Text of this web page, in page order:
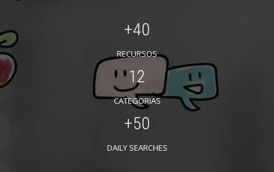
+40
RECURSOS
12
CATEGORIAS
+50
DAILY SEARCHES